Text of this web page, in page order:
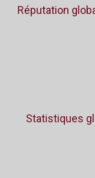
Réputation
Statistiques